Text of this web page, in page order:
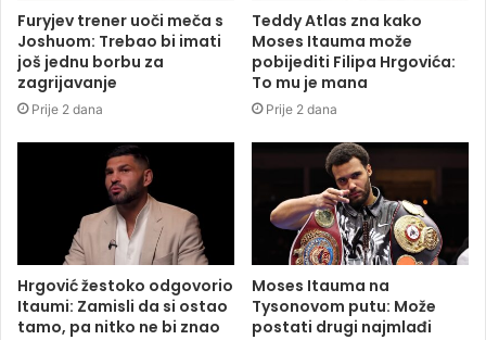
Furyjev trener uoči meča s
Joshuom: Trebao bi imati
još jednu borbu za
zagrijavanje
Prije 2 dana
Teddy Atlas zna kako
Moses Itauma može
pobijediti Filipa Hrgovića:
To mu je mana
Prije 2 dana
Hrgović žestoko odgovorio
Itaumi: Zamisli da si ostao
tamo, pa nitko ne bi znao
Moses Itauma na
Tysonovom putu: Može
postati drugi najmlađi